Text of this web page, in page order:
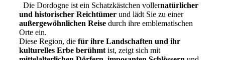
Die Dordogne ist ein Schatzkästchen vollernatürlicher
und historischer Reichtümer und lädt Sie zu einer
außergewöhnlichen Reise durch ihre emblematischen
Orte ein.
Diese Region, die für ihre Landschaften und ihr
kulturelles Erbe berühmt ist, zeigt sich mit